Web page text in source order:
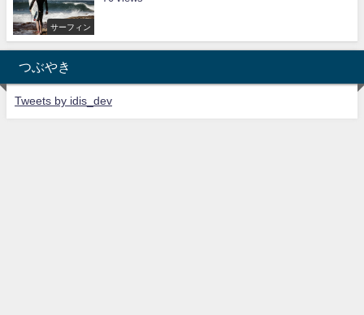
サーフィン
つぶやき
Tweets by idis_dev